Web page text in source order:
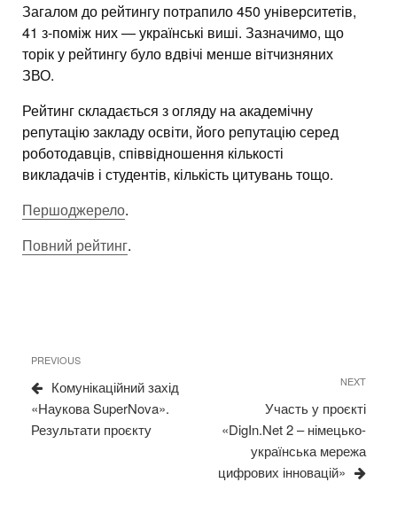
Загалом до рейтингу потрапило 450 університетів,
41 з-поміж них — українські виші. Зазначимо, що
торік у рейтингу було вдвічі менше вітчизняних
ЗВО.
Рейтинг складається з огляду на академічну
репутацію закладу освіти, його репутацію серед
роботодавців, співвідношення кількості
викладачів і студентів, кількість цитувань тощо.
Першоджерело.
Повний рейтинг.
Навігація
записів
Previous
Post
PREVIOUS
Комунікаційний захід
«Наукова SuperNova».
Результати проєкту
Next
Post
NEXT
Участь у проєкті
«DigIn.Net 2 – німецько-
українська мережа
цифрових інновацій»